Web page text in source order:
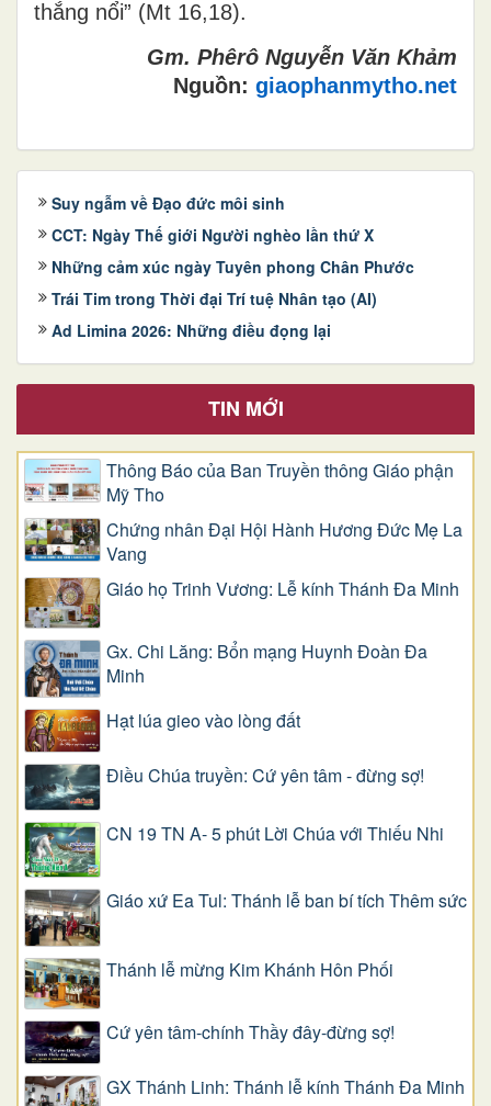
thắng nổi” (Mt 16,18).
Gm. Phêrô Nguyễn Văn Khảm
Nguồn: giaophanmytho.net
Suy ngẫm về Đạo đức môi sinh
CCT: Ngày Thế giới Người nghèo lần thứ X
Những cảm xúc ngày Tuyên phong Chân Phước
Trái Tim trong Thời đại Trí tuệ Nhân tạo (AI)
Ad Limina 2026: Những điều đọng lại
TIN MỚI
Thông Báo của Ban Truyền thông Giáo phận
Mỹ Tho
Chứng nhân Đại Hội Hành Hương Đức Mẹ La
Vang
Giáo họ Trinh Vương: Lễ kính Thánh Đa Minh
Gx. Chi Lăng: Bổn mạng Huynh Đoàn Đa
Minh
Hạt lúa gieo vào lòng đất
Điều Chúa truyền: Cứ yên tâm - đừng sợ!
CN 19 TN A- 5 phút Lời Chúa với Thiếu Nhi
Giáo xứ Ea Tul: Thánh lễ ban bí tích Thêm sức
Thánh lễ mừng Kim Khánh Hôn Phối
Cứ yên tâm-chính Thầy đây-đừng sợ!
GX Thánh Linh: Thánh lễ kính Thánh Đa Minh